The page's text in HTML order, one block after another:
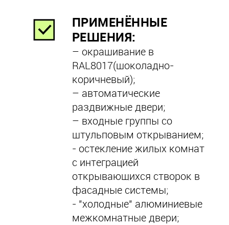
ПРИМЕНЁННЫЕ
РЕШЕНИЯ:
– окрашивание в
RAL8017(шоколадно-
коричневый);
– автоматические
раздвижные двери;
– входные группы со
штульповым открыванием;
- остекление жилых комнат
с интеграцией
открывающихся створок в
фасадные системы;
- "холодные" алюминиевые
межкомнатные двери;